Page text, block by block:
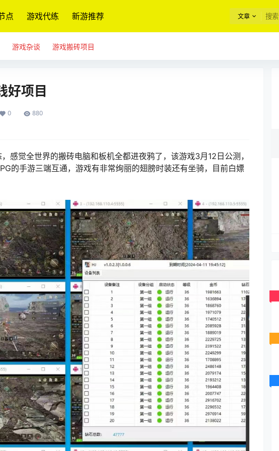
点 游戏代练 新游推荐 文章
游戏杂谈 游戏搬砖项目
好项目
0 880
感觉全世界的搬砖电脑和板机全都进夜鸦了，该游戏3月12日公测，
的手游三端互通，游戏有非常绚丽的翅膀时装还有坐骑，目前白嫖